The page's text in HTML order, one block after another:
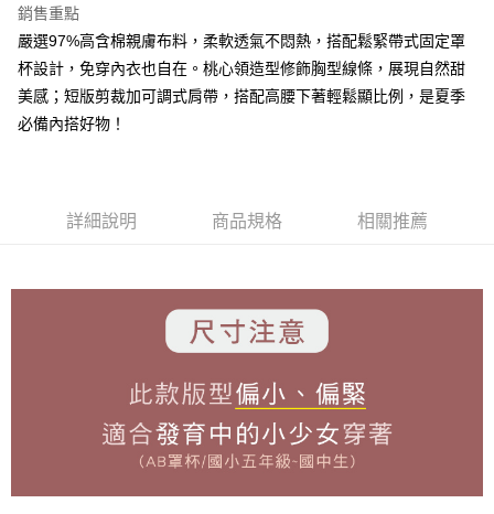
AFTEE先享後付是「在收到商品之後才付款」的支付方式。 讓您購物簡單
便利好安心！
１．簡單：不需註冊會員、不需綁卡、不需儲值。
２．便利：只要手機號碼，簡訊認證，即可結帳。
３．安心：先確認商品／服務後，再付款。
３．收到繳費通知簡訊後14天內，點擊此簡訊中的連結，可透過四大超商／
※ 交易是否成功請以「AFTEE先享後付 」之結帳頁面顯示為準，若有關於
是否繳費成功／繳費後需取消欲退款等相關疑問，請聯繫「AFTEE先享後付
https://netprotections.freshdesk.com/support/home
易，需依本服務之必要範圍內提供個人資料，並將交易相關給付款項請求債
權轉讓予恩沛科技股份有限公司。
https://aftee.tw/terms/#terms3
ATM付款
運送方式
全家付款取貨
每筆NT$80，滿NT$899(含以上)免運費
每筆NT$80，滿NT$899(含以上)免運費
每筆NT$80，滿NT$899(含以上)免運費
銷售重點
嚴選97%高含棉親膚布料，柔軟透氣不悶熱，搭配鬆緊帶式固定罩
杯設計，免穿內衣也自在。桃心領造型修飾胸型線條，展現自然甜
美感；短版剪裁加可調式肩帶，搭配高腰下著輕鬆顯比例，是夏季
必備內搭好物！
詳細說明 商品規格 相關推薦